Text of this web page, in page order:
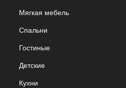
Мягкая мебель
Спальни
Гостиные
Детские
Кухни